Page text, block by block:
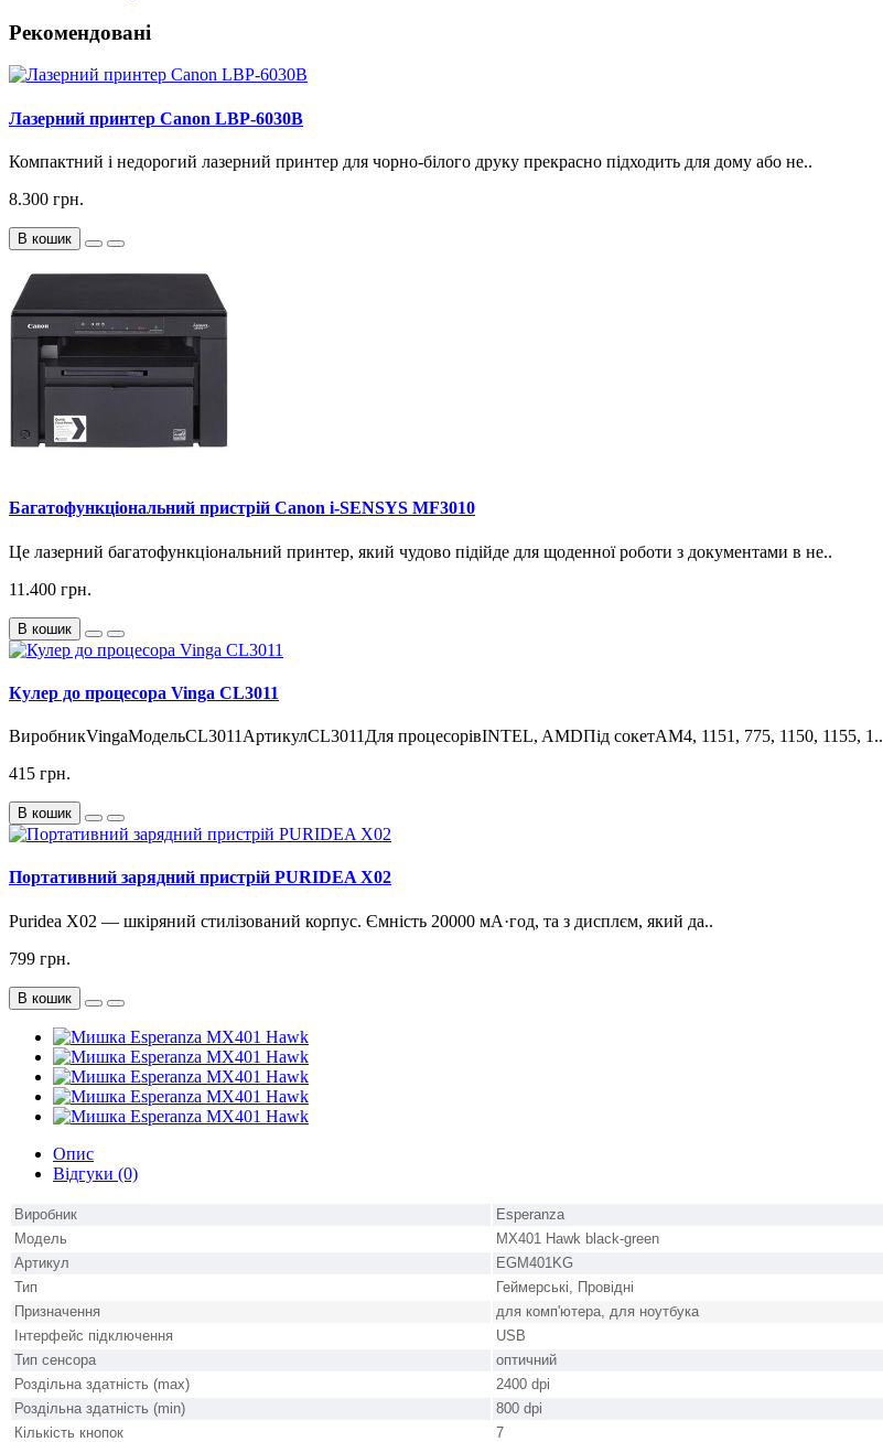
Рекомендовані
Лазерний принтер Canon LBP-6030B
Компактний і недорогий лазерний принтер для чорно-білого друку прекрасно підходить для дому або не..
8.300 грн.
В кошик
Багатофункціональний пристрій Canon i-SENSYS MF3010
Це лазерний багатофункціональний принтер, який чудово підійде для щоденної роботи з документами в не..
11.400 грн.
В кошик
Кулер до процесора Vinga CL3011
ВиробникVingaМодельCL3011АртикулCL3011Для процесорівINTEL, AMDПід сокетAM4, 1151, 775, 1150, 1155, 1..
415 грн.
В кошик
Портативний зарядний пристрій PURIDEA X02
Puridea X02 — шкіряний стилізований корпус. Ємність 20000 мА·год, та з дисплєм, який да..
799 грн.
В кошик
Опис
Відгуки (0)
Виробник
Esperanza
Модель
MX401 Hawk black-green
Артикул
EGM401KG
Тип
Геймерські, Провідні
Призначення
для комп'ютера, для ноутбука
Інтерфейс підключення
USB
Тип сенсора
оптичний
Роздільна здатність (max)
2400 dpi
Роздільна здатність (min)
800 dpi
Кількість кнопок
7